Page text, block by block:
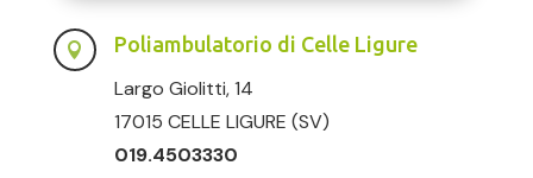
 Poliambulatorio di Celle Ligure
Largo Giolitti, 14
17015 CELLE LIGURE (SV)
019.4503330